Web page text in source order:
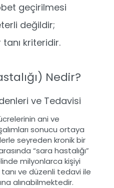
geçirilmesi
değildir;
kriteridir.
Nedir?
ve Tedavisi
ani ve
sonucu ortaya
seyreden kronik bir
“sara hastalığı”
milyonlarca kişiyi
ve düzenli tedavi ile
alınabilmektedir.